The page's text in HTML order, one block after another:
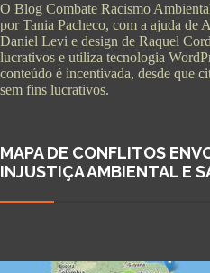
O Blog Combate Racismo
por Tania Pacheco, com a ajuda de
Daniel Levi e design de Raquel
lucrativos e utiliza tecnologia
conteúdo é incentivada, desde que
sem fins lucrativos.
MAPA DE CONFLITOS
INJUSTIÇA AMBIENTAL E